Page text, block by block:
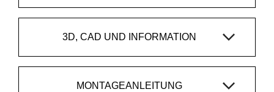
3D, CAD UND INFORMATION
MONTAGEANLEITUNG